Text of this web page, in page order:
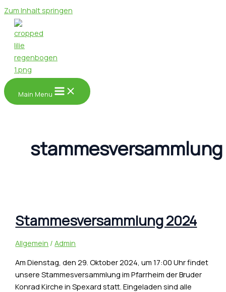
Zum Inhalt springen
Main Menu
stammesversammlung
Stammesversammlung 2024
Allgemein /Admin
Am Dienstag, den 29. Oktober 2024, um 17:00 Uhr findet
unsere Stammesversammlung im Pfarrheim der Bruder
Konrad Kirche in Spexard statt. Eingeladen sind alle